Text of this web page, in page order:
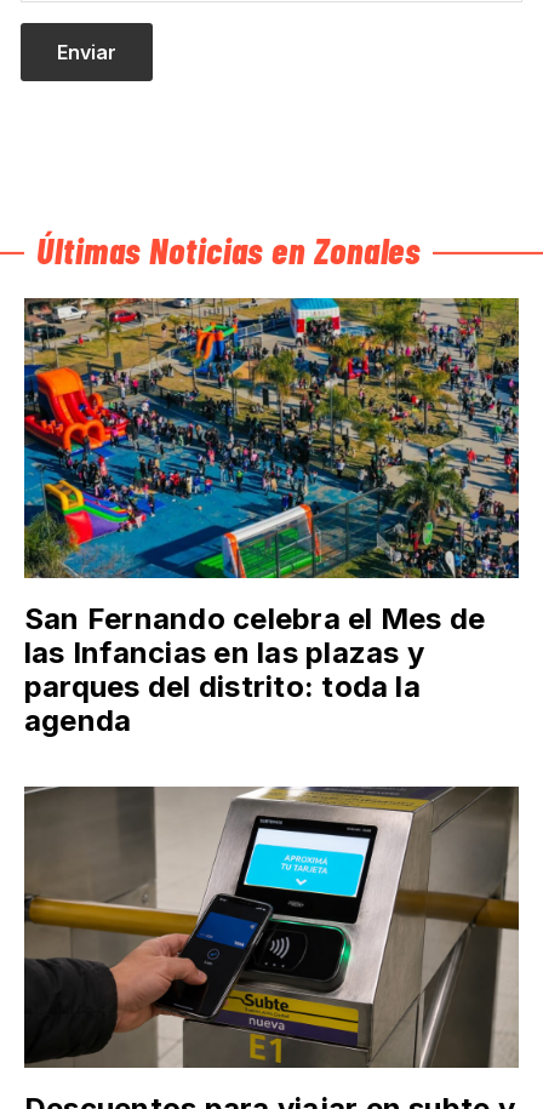
Últimas Noticias en Zonales
San Fernando celebra el Mes de
las Infancias en las plazas y
parques del distrito: toda la
agenda